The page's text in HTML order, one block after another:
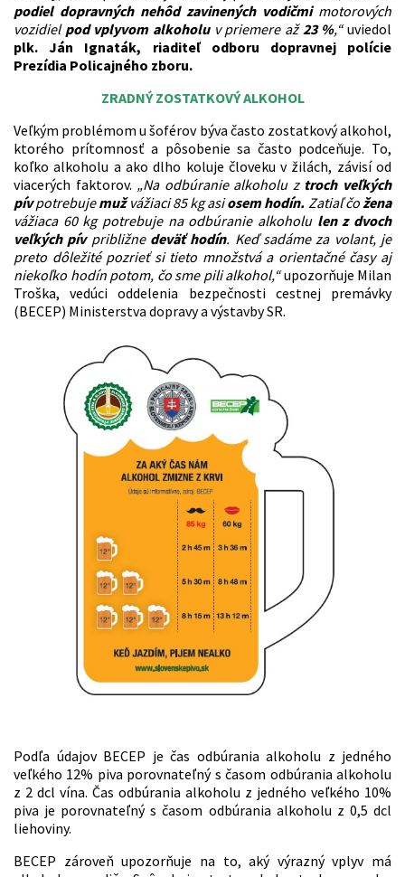
podiel dopravných nehôd zavinených vodičmimotorových
vozidiel pod vplyvom alkoholuv priemere až 23 %,“uviedol
plk. Ján Ignaták, riaditeľ odboru dopravnej polície
Prezídia Policajného zboru.
ZRADNÝ ZOSTATKOVÝ ALKOHOL
Veľkým problémom u šoférov býva často zostatkový alkohol,
ktorého prítomnosť a pôsobenie sa často podceňuje. To,
koľko alkoholu a ako dlho koluje človeku v žilách, závisí od
viacerých faktorov. „Na odbúranie alkoholu ztroch veľkých
pívpotrebujemužvážiaci 85 kg asiosem hodín. Zatiaľ čo žena
vážiaca 60 kg potrebuje na odbúranie alkoholulen z dvoch
veľkých pívpribližne deväť hodín. Keď sadáme za volant, je
preto dôležité pozrieť si tieto množstvá a orientačné časy aj
niekoľko hodín potom, čo sme pili alkohol,“upozorňuje Milan
Troška, vedúci oddelenia bezpečnosti cestnej premávky
(BECEP) Ministerstva dopravy a výstavby SR.
Podľa údajov BECEP je čas odbúrania alkoholu z jedného
veľkého 12% piva porovnateľný s časom odbúrania alkoholu
z 2 dcl vína. Čas odbúrania alkoholu z jedného veľkého 10%
piva je porovnateľný s časom odbúrania alkoholu z 0,5 dcl
liehoviny.
BECEP zároveň upozorňuje na to, aký výrazný vplyv má